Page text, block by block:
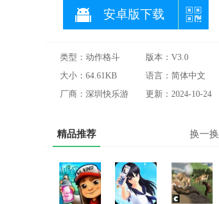
安卓版下载
类型：动作格斗
版本：V3.0
大小：64.61KB
语言：简体中文
厂商：深圳快乐游
更新：2024-10-24
精品推荐 换一换